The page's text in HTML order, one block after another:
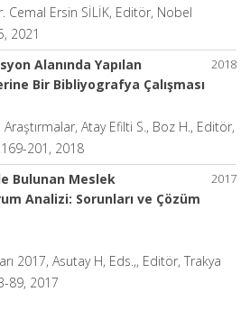
Cemal Ersin SİLİK, Editör, Nobel
2021
2018
Alanında Yapılan
Bir Bibliyografya Çalışması
Atay Efilti S., Boz H., Editör,
201, 2018
2017
Bulunan Meslek
Analizi: Sorunları ve Çözüm
2017, Asutay H, Eds.,, Editör, Trakya
89, 2017